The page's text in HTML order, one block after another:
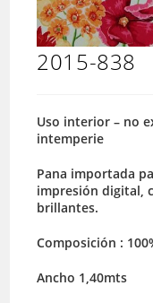
2015-838
Uso interior – no
intemperie
Pana importada
impresión digital,
brillantes.
Composición :
Ancho 1,40mts